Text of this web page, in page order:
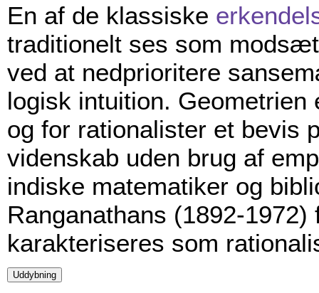
En af de klassiske
traditionelt ses som
ved at nedprioritere
logisk intuition.
og for rationalister et bevis
videnskab uden brug af
indiske matematiker og
Ranganathans (1892-
karakteriseres som